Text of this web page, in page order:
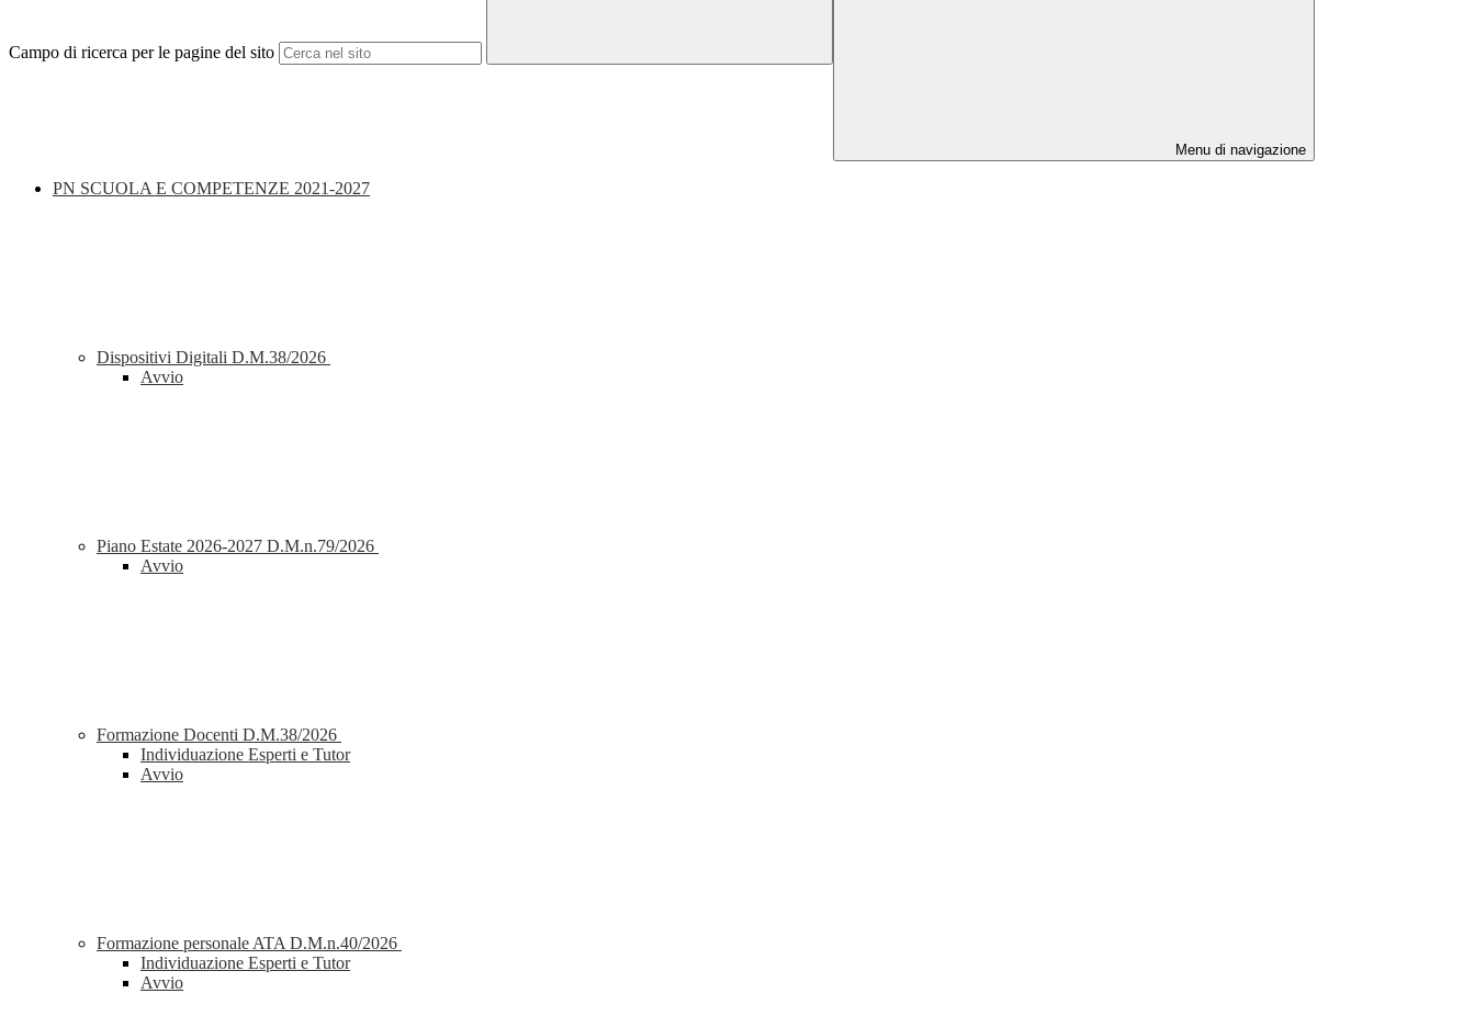
Campo di ricerca per le pagine del sito
Menu di navigazione
PN SCUOLA E COMPETENZE 2021-2027
Dispositivi Digitali D.M.38/2026
Avvio
Piano Estate 2026-2027 D.M.n.79/2026
Avvio
Formazione Docenti D.M.38/2026
Individuazione Esperti e Tutor
Avvio
Formazione personale ATA D.M.n.40/2026
Individuazione Esperti e Tutor
Avvio